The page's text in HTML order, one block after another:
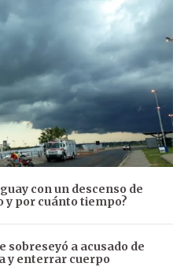
con un descenso de
y por cuánto tiempo?
sobreseyó a acusado de
y enterrar cuerpo